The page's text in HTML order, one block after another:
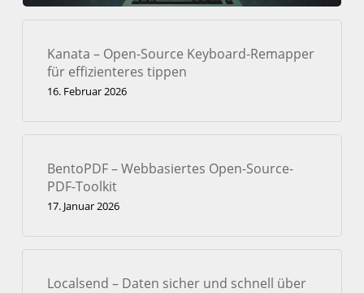
Kanata – Open-Source Keyboard-Remapper
für effizienteres tippen
16. Februar 2026
BentoPDF – Webbasiertes Open-Source-
PDF-Toolkit
17. Januar 2026
Localsend – Daten sicher und schnell über